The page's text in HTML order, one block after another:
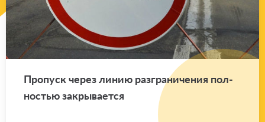
Про­пуск через линию раз­гра­ни­че­ния пол­
но­стью за­кры­ва­ет­ся